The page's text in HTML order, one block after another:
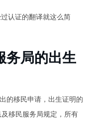
认证的翻译就这么简
务局的出生
的移民申请，出生证明的
移民服务局规定，所有